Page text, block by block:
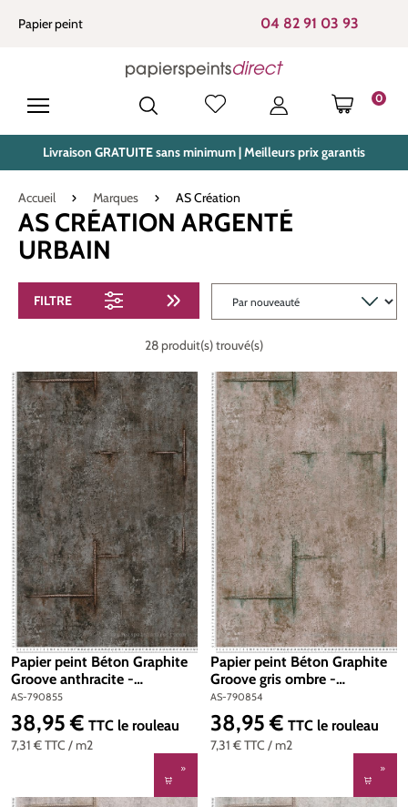
principal
Papier peint 04 82 91 03 93
0
LE
Livraison GRATUITE sans minimum | Meilleurs prix garantis
Accueil Marques AS Création
AS CRÉATION ARGENTÉ
URBAIN
FILTRE
28 produit(s) trouvé(s)
Papier peint Béton Graphite
Groove anthracite -
Cosmoliving d'A.S. Création |
Réf. AS-790855
AS-790855
7,31 €TTC / m2
Prix régulier :
38,95 € TTC le rouleau
Papier peint Béton Graphite
Groove gris ombre -
Cosmoliving d'A.S. Création |
Réf. AS-790854
AS-790854
7,31 €TTC / m2
Prix régulier :
38,95 € TTC le rouleau